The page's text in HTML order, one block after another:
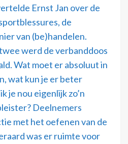
Ernst Jan over de
de
van (be)handelen.
werd de verbanddoos
Wat moet er absoluut in
wat kun je er beter
je nou eigenlijk zo’n
Deelnemers
met het oefenen van de
was er ruimte voor